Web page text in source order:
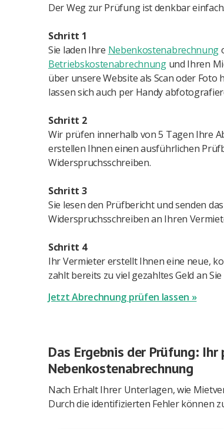
Der Weg zur Prüfung ist denkbar einfach.
Schritt 1
Sie laden Ihre Nebenkostenabrechnung
Betriebskostenabrechnungund Ihren
über unsere Website als Scan oder Foto
lassen sich auch per Handy
Schritt 2
Wir prüfen innerhalb von 5 Tagen Ihre
erstellen Ihnen einen ausführlichen
Widerspruchsschreiben.
Schritt 3
Sie lesen den Prüfbericht und senden das
Widerspruchsschreiben an Ihren
Schritt 4
Ihr Vermieter erstellt Ihnen eine neue,
zahlt bereits zu viel gezahltes Geld an
Jetzt Abrechnung prüfen lassen »
Das Ergebnis der Prüfung:
Nebenkostenabrechnung
Nach Erhalt Ihrer Unterlagen, wie
Durch die identifizierten Fehler können